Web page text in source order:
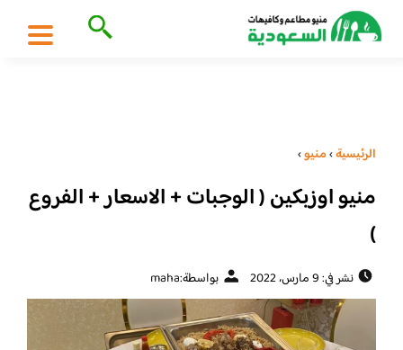
الرئيسية›منيو›
منيو اوزبكين ( الوجبات + الاسعار + الفروع
)
نشر في: 9 مارس، 2022 بواسطة:maha